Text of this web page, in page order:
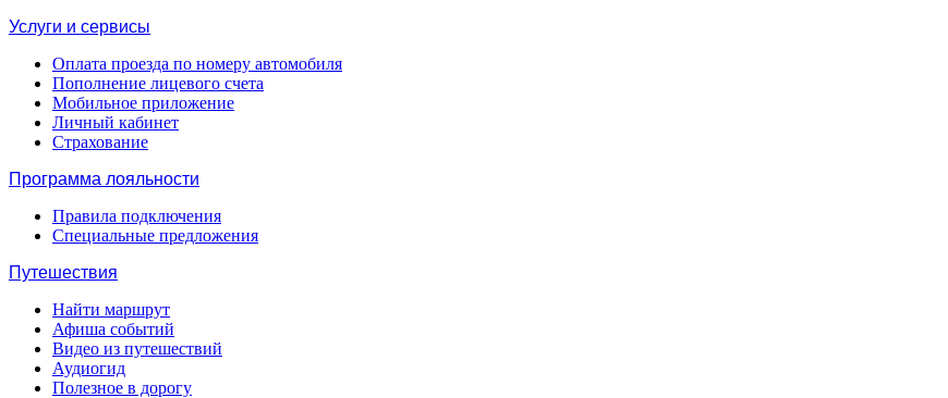
Услуги и сервисы
Оплата проезда по номеру автомобиля
Пополнение лицевого счета
Мобильное приложение
Личный кабинет
Страхование
Программа лояльности
Правила подключения
Специальные предложения
Путешествия
Найти маршрут
Афиша событий
Видео из путешествий
Аудиогид
Полезное в дорогу